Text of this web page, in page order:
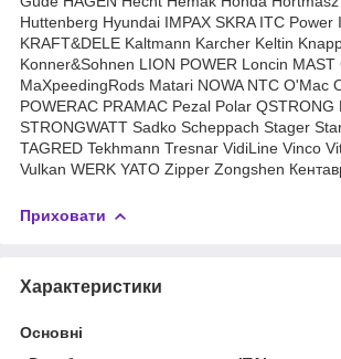
Huttenberg Hyundai IMPAX SKRA ITC Power
KRAFT&DELE Kaltmann Karcher Keltin
Konner&Sohnen LION POWER Loncin MAST
MaXpeedingRods Matari NOWA NTC O'Mac
POWERAC PRAMAC Pezal Polar QSTRONG
STRONGWATT Sadko Scheppach Stager
TAGRED Tekhmann Tresnar VidiLine Vinco
Vulkan WERK YATO Zipper Zongshen
Приховати
Характеристики
Основні